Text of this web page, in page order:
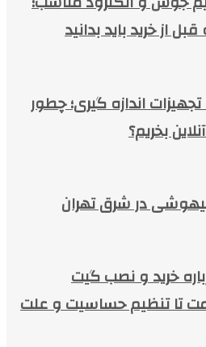
از خرید باید بدانید
اندازه گیری؛ چطور
بخریم؟
در شرق تهران
خرید و نصب گیت
تا تنظیم حساسیت و علت